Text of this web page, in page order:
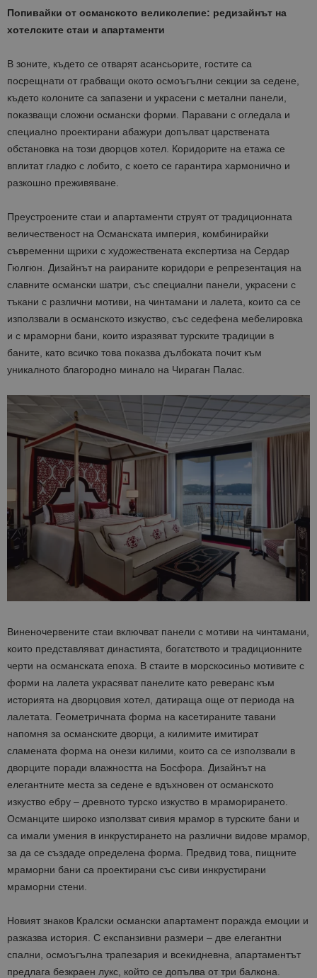
Попивайки от османското великолепие: редизайнът на
хотелските стаи и апартаменти
В зоните, където се отварят асансьорите, гостите са
посрещнати от грабващи окото осмоъгълни секции за седене,
където колоните са запазени и украсени с метални панели,
показващи сложни османски форми. Паравани с огледала и
специално проектирани абажури допълват царствената
обстановка на този дворцов хотел. Коридорите на етажа се
вплитат гладко с лобито, с което се гарантира хармонично и
разкошно преживяване.
Преустроените стаи и апартаменти струят от традиционната
величественост на Османската империя, комбинирайки
съвременни щрихи с художествената експертиза на Сердар
Гюлгюн. Дизайнът на раираните коридори е репрезентация на
славните османски шатри, със специални панели, украсени с
тъкани с различни мотиви, на чинтамани и лалета, които са се
използвали в османското изкуство, със седефена мебелировка
и с мраморни бани, които изразяват турските традиции в
баните, като всичко това показва дълбоката почит към
уникалното благородно минало на Чираган Палас.
Виненочервените стаи включват панели с мотиви на чинтамани,
които представляват династията, богатството и традиционните
черти на османската епоха. В стаите в морскосиньо мотивите с
форми на лалета украсяват панелите като реверанс към
историята на дворцовия хотел, датираща още от периода на
лалетата. Геометричната форма на касетираните тавани
напомня за османските дворци, а килимите имитират
сламената форма на онези килими, които са се използвали в
дворците поради влажността на Босфора. Дизайнът на
елегантните места за седене е вдъхновен от османското
изкуство ебру – древното турско изкуство в мраморирането.
Османците широко използват сивия мрамор в турските бани и
са имали умения в инкрустирането на различни видове мрамор,
за да се създаде определена форма. Предвид това, пищните
мраморни бани са проектирани със сиви инкрустирани
мраморни стени.
Новият знаков Кралски османски апартамент поражда емоции и
разказва история. С експанзивни размери – две елегантни
спални, осмоъгълна трапезария и всекидневна, апартаментът
предлага безкраен лукс, който се допълва от три балкона.